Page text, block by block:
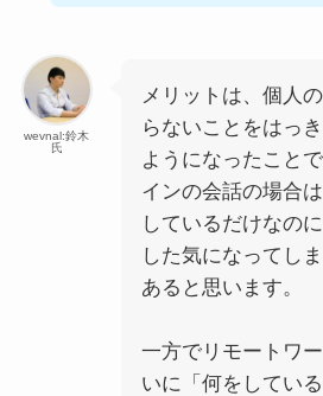
wevnal:鈴木
氏
メリットは、個人
らないことをはっ
ようになったこと
インの会話の場合
しているだけなの
した気になってし
あると思います。
一方でリモートワ
いに「何をしてい